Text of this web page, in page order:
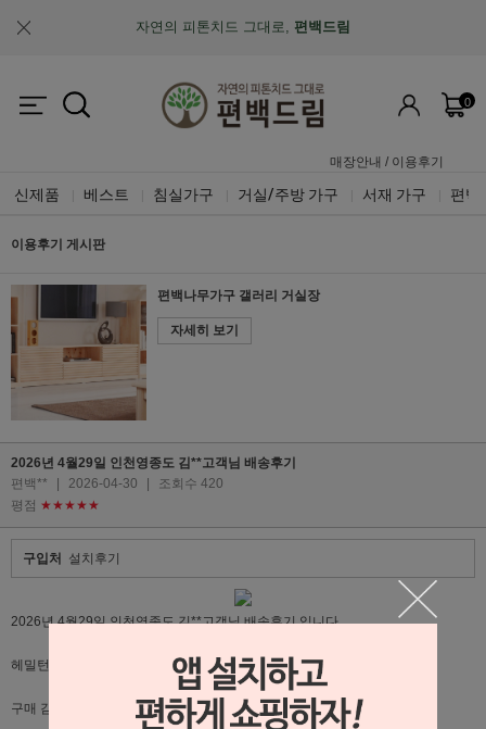
자연의 피톤치드 그대로, 편백드림
맞춤제작과 A/S가 가능한"맞춤 설계 가구"
0
매장안내 / 이용후기
신제품 베스트 침실가구 거실/주방 가구 서재 가구 편백
이용후기 게시판
편백나무가구 갤러리 거실장
자세히 보기
2026년 4월29일 인천영종도 김**고객님 배송후기
편백**
2026-04-30
조회수 420
평점 ★★★★★
구입처 설치후기
2026년 4월29일 인천영종도 김**고객님 배송후기 입니다.
헤밀턴SS침대(광폭서랍), 오슬로높은거실장 주문해 주셨습니다.
구매 감사드리며 이쁘게 오래오래 사용해주시길 바랍니다.